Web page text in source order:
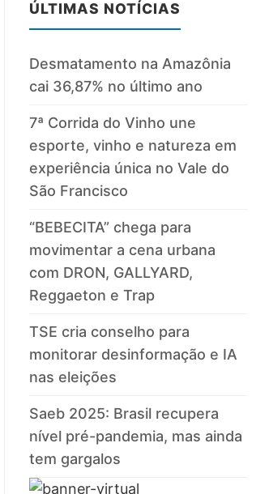
ÚLTIMAS NOTÍCIAS
Desmatamento na Amazônia
cai 36,87% no último ano
7ª Corrida do Vinho une
esporte, vinho e natureza em
experiência única no Vale do
São Francisco
“BEBECITA” chega para
movimentar a cena urbana
com DRON, GALLYARD,
Reggaeton e Trap
TSE cria conselho para
monitorar desinformação e IA
nas eleições
Saeb 2025: Brasil recupera
nível pré-pandemia, mas ainda
tem gargalos